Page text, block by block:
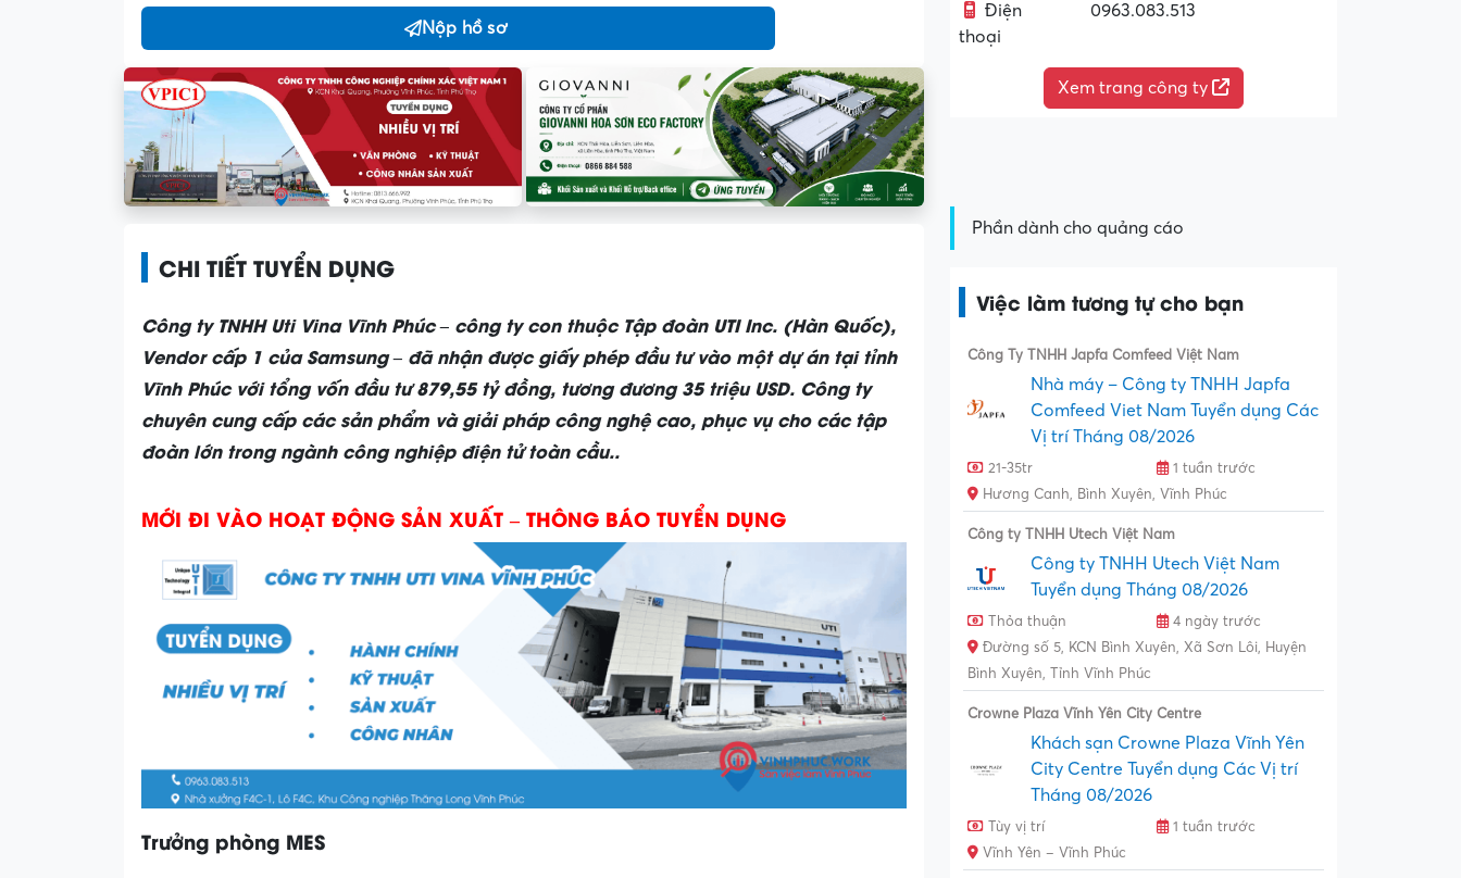
Nộp hồ sơ
Điện
thoại
0963.083.513
Xem trang công ty
CHI TIẾT TUYỂN DỤNG
Công ty TNHH Uti Vina Vĩnh Phúc – công ty con thuộc Tập đoàn UTI Inc. (Hàn Quốc),
Vendor cấp 1 của Samsung – đã nhận được giấy phép đầu tư vào một dự án tại tỉnh
Vĩnh Phúc với tổng vốn đầu tư 879,55 tỷ đồng, tương đương 35 triệu USD. Công ty
chuyên cung cấp các sản phẩm và giải pháp công nghệ cao, phục vụ cho các tập
đoàn lớn trong ngành công nghiệp điện tử toàn cầu..
MỚI ĐI VÀO HOẠT ĐỘNG SẢN XUẤT – THÔNG BÁO TUYỂN DỤNG
Trưởng phòng MES
Phần dành cho quảng cáo
Việc làm tương tự cho bạn
Công Ty TNHH Japfa Comfeed Việt Nam
Nhà máy – Công ty TNHH Japfa
Comfeed Viet Nam Tuyển dụng Các
Vị trí Tháng 08/2026
21-35tr
1 tuần trước
Hương Canh, Bình Xuyên, Vĩnh Phúc
Công ty TNHH Utech Việt Nam
Công ty TNHH Utech Việt Nam
Tuyển dụng Tháng 08/2026
Thỏa thuận
4 ngày trước
Đường số 5, KCN Bình Xuyên, Xã Sơn Lôi, Huyện
Bình Xuyên, Tỉnh Vĩnh Phúc
Crowne Plaza Vĩnh Yên City Centre
Khách sạn Crowne Plaza Vĩnh Yên
City Centre Tuyển dụng Các Vị trí
Tháng 08/2026
Tùy vị trí
1 tuần trước
Vĩnh Yên – Vĩnh Phúc